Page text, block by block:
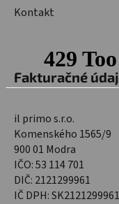
Kontakt
Fakturačné
il primo s.r.o.
Komenského 1565/9
900 01 Modra
IČO: 53 114 701
DIČ: 2121299961
IČ DPH: SK2121299961